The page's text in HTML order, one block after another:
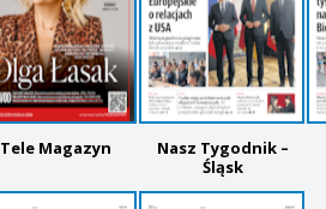
Tele Magazyn
Nasz Tygodnik –
Śląsk